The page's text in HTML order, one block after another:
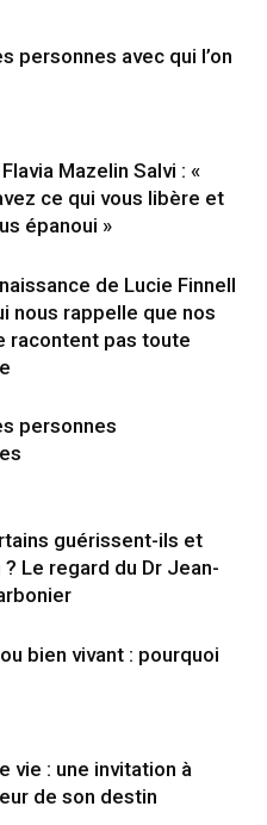
personnes avec qui l’on
Mazelin Salvi : «
ce qui vous libère et
épanoui »
de Lucie Finnell
nous rappelle que nos
racontent pas toute
personnes
guérissent-ils et
? Le regard du Dr Jean-
bien vivant : pourquoi
vie : une invitation à
de son destin